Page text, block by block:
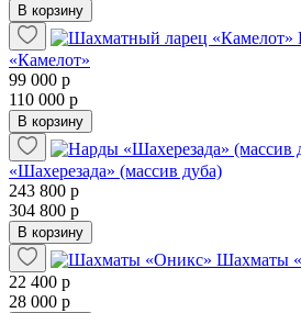
В корзину
«Камелот»
99 000 р
110 000 р
В корзину
«Шахерезада» (массив дуба)
243 800 р
304 800 р
В корзину
Шахматы
22 400 р
28 000 р